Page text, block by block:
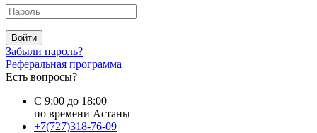
Войти
Забыли пароль?
Реферальная программа
Есть вопросы?
С 9:00 до 18:00
по времени Астаны
+7(727)318-76-09